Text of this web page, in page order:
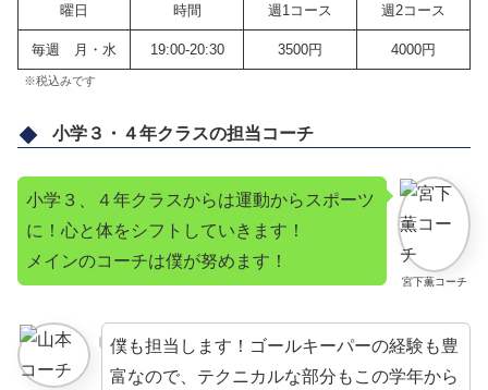
曜日 時間 週1コース 週2コース
毎週 月・水 19:00-20:30 3500円 4000円
※税込みです
小学３・４年クラスの担当コーチ
宮下薫コーチ
小学３、４年クラスからは運動からスポーツ
に！心と体をシフトしていきます！
メインのコーチは僕が努めます！
僕も担当します！ゴールキーパーの経験も豊
富なので、テクニカルな部分もこの学年から